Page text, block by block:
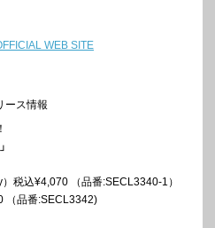
WEB SITE
ース情報
税込¥4,070 （品番:SECL3340-1）
（品番:SECL3342)